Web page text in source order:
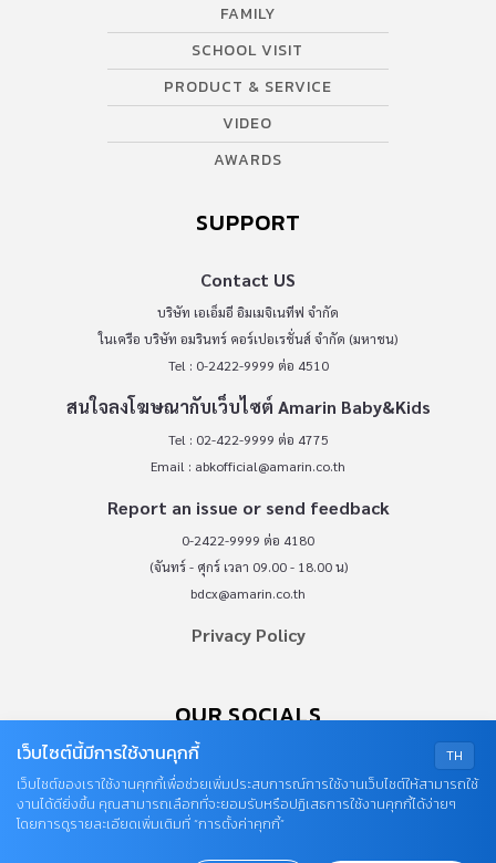
FAMILY
SCHOOL VISIT
PRODUCT & SERVICE
VIDEO
AWARDS
SUPPORT
Contact US
บริษัท เอเอ็มอี อิมเมจิเนทีฟ จำกัด
ในเครือ บริษัท อมรินทร์ คอร์เปอเรชั่นส์ จำกัด (มหาชน)
Tel : 0-2422-9999 ต่อ 4510
สนใจลงโฆษณากับเว็บไซต์ Amarin Baby&Kids
Tel : 02-422-9999 ต่อ 4775
Email : abkofficial@amarin.co.th
Report an issue or send feedback
0-2422-9999 ต่อ 4180
(จันทร์ - ศุกร์ เวลา 09.00 - 18.00 น)
bdcx@amarin.co.th
Privacy Policy
OUR SOCIALS
TH
เว็บไซต์นี้มีการใช้งานคุกกี้
เว็บไซต์ของเราใช้งานคุกกี้เพื่อช่วยเพิ่มประสบการณ์การใช้งานเว็บไซต์ให้สามารถใช้
งานได้ดียิ่งขึ้น คุณสามารถเลือกที่จะยอมรับหรือปฏิเสธการใช้งานคุกกี้ได้ง่ายๆ
โดยการดูรายละเอียดเพิ่มเติมที่ “การตั้งค่าคุกกี้”